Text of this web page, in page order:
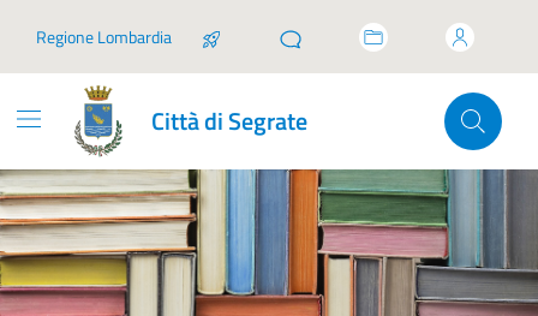
Regione Lombardia
Città di Segrate